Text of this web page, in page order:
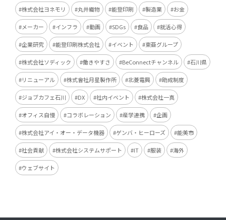
株式会社ヨネモリ 丸井織物 能登印刷 製造業 お金
メーカー インフラ 動画 SDGs 食品 就活心得
企業研究 能登印刷株式会社 イベント 東亜グループ
株式会社ソディック 働きやすさ BeConnectチャンネル 石川県
リニューアル 株式會社月星製作所 北菱電興 助成制度
ジョブカフェ石川 DX 社内イベント 株式会社一真
オフィス自慢 コラボレーション 産学連携 企画
株式会社アイ・オー・データ機器 ゲンバ・ヒーローズ 能美市
社会貢献 株式会社システムサポート IT 服装 海外
ウェブサイト